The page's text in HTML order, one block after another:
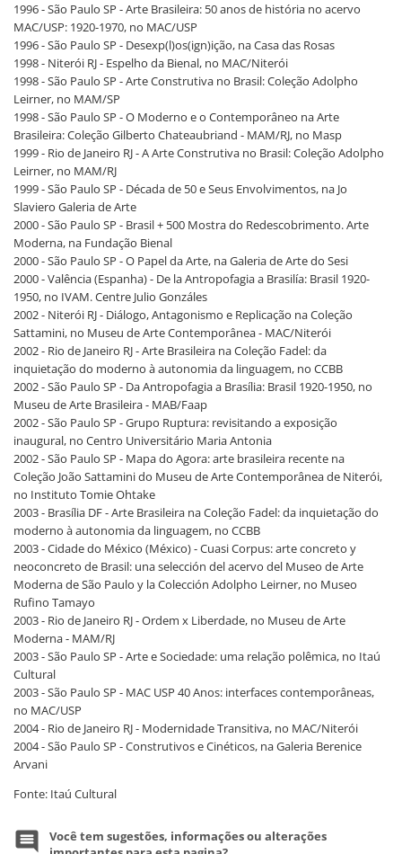
1996 - São Paulo SP - Arte Brasileira: 50 anos de história no acervo
MAC/USP: 1920-1970, no MAC/USP
1996 - São Paulo SP - Desexp(l)os(ign)ição, na Casa das Rosas
1998 - Niterói RJ - Espelho da Bienal, no MAC/Niterói
1998 - São Paulo SP - Arte Construtiva no Brasil: Coleção Adolpho
Leirner, no MAM/SP
1998 - São Paulo SP - O Moderno e o Contemporâneo na Arte
Brasileira: Coleção Gilberto Chateaubriand - MAM/RJ, no Masp
1999 - Rio de Janeiro RJ - A Arte Construtiva no Brasil: Coleção Adolpho
Leirner, no MAM/RJ
1999 - São Paulo SP - Década de 50 e Seus Envolvimentos, na Jo
Slaviero Galeria de Arte
2000 - São Paulo SP - Brasil + 500 Mostra do Redescobrimento. Arte
Moderna, na Fundação Bienal
2000 - São Paulo SP - O Papel da Arte, na Galeria de Arte do Sesi
2000 - Valência (Espanha) - De la Antropofagia a Brasilía: Brasil 1920-
1950, no IVAM. Centre Julio Gonzáles
2002 - Niterói RJ - Diálogo, Antagonismo e Replicação na Coleção
Sattamini, no Museu de Arte Contemporânea - MAC/Niterói
2002 - Rio de Janeiro RJ - Arte Brasileira na Coleção Fadel: da
inquietação do moderno à autonomia da linguagem, no CCBB
2002 - São Paulo SP - Da Antropofagia a Brasília: Brasil 1920-1950, no
Museu de Arte Brasileira - MAB/Faap
2002 - São Paulo SP - Grupo Ruptura: revisitando a exposição
inaugural, no Centro Universitário Maria Antonia
2002 - São Paulo SP - Mapa do Agora: arte brasileira recente na
Coleção João Sattamini do Museu de Arte Contemporânea de Niterói,
no Instituto Tomie Ohtake
2003 - Brasília DF - Arte Brasileira na Coleção Fadel: da inquietação do
moderno à autonomia da linguagem, no CCBB
2003 - Cidade do México (México) - Cuasi Corpus: arte concreto y
neoconcreto de Brasil: una selección del acervo del Museo de Arte
Moderna de São Paulo y la Colección Adolpho Leirner, no Museo
Rufino Tamayo
2003 - Rio de Janeiro RJ - Ordem x Liberdade, no Museu de Arte
Moderna - MAM/RJ
2003 - São Paulo SP - Arte e Sociedade: uma relação polêmica, no Itaú
Cultural
2003 - São Paulo SP - MAC USP 40 Anos: interfaces contemporâneas,
no MAC/USP
2004 - Rio de Janeiro RJ - Modernidade Transitiva, no MAC/Niterói
2004 - São Paulo SP - Construtivos e Cinéticos, na Galeria Berenice
Arvani
Fonte: Itaú Cultural
Você tem sugestões, informações ou alterações